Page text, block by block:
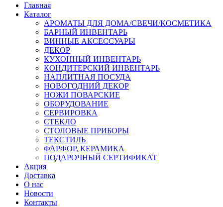
Главная
Каталог
АРОМАТЫ ДЛЯ ДОМА/СВЕЧИ/КОСМЕТИКА
БАРНЫЙ ИНВЕНТАРЬ
ВИННЫЕ АКСЕССУАРЫ
ДЕКОР
КУХОННЫЙ ИНВЕНТАРЬ
КОНДИТЕРСКИЙ ИНВЕНТАРЬ
НАПЛИТНАЯ ПОСУДА
НОВОГОДНИЙ ДЕКОР
НОЖИ ПОВАРСКИЕ
ОБОРУДОВАНИЕ
СЕРВИРОВКА
СТЕКЛО
СТОЛОВЫЕ ПРИБОРЫ
ТЕКСТИЛЬ
ФАРФОР, КЕРАМИКА
ПОДАРОЧНЫЙ СЕРТИФИКАТ
Акция
Доставка
О нас
Новости
Контакты